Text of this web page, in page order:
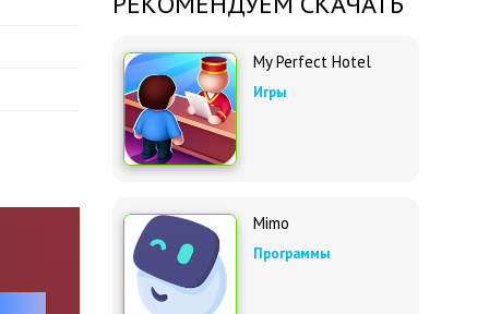
My Perfect Hotel
Игры
Mimo
Программы